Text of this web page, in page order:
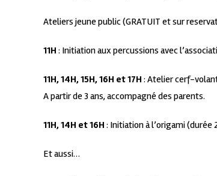
Ateliers jeune public(GRATUIT et sur
11H : Initiation aux percussions avec
11H, 14H, 15H, 16H et 17H : Atelier cerf-
A partir de 3 ans, accompagné des parents.
11H, 14H et 16H : Initiation à l’origami (durée
Et aussi…